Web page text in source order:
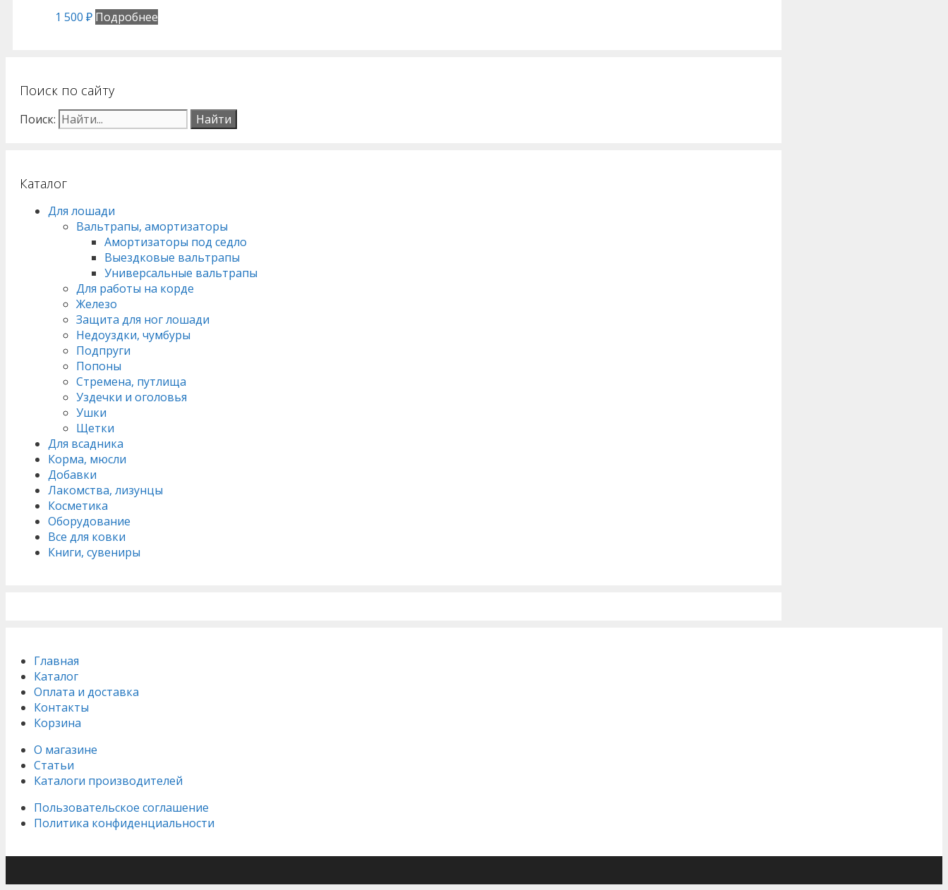
1 500 ₽ Подробнее
Поиск по сайту
Поиск:
Каталог
Для лошади
Вальтрапы, амортизаторы
Амортизаторы под седло
Выездковые вальтрапы
Универсальные вальтрапы
Для работы на корде
Железо
Защита для ног лошади
Недоуздки, чумбуры
Подпруги
Попоны
Стремена, путлища
Уздечки и оголовья
Ушки
Щетки
Для всадника
Корма, мюсли
Добавки
Лакомства, лизунцы
Косметика
Оборудование
Все для ковки
Книги, сувениры
Главная
Каталог
Оплата и доставка
Контакты
Корзина
О магазине
Статьи
Каталоги производителей
Пользовательское соглашение
Политика конфиденциальности